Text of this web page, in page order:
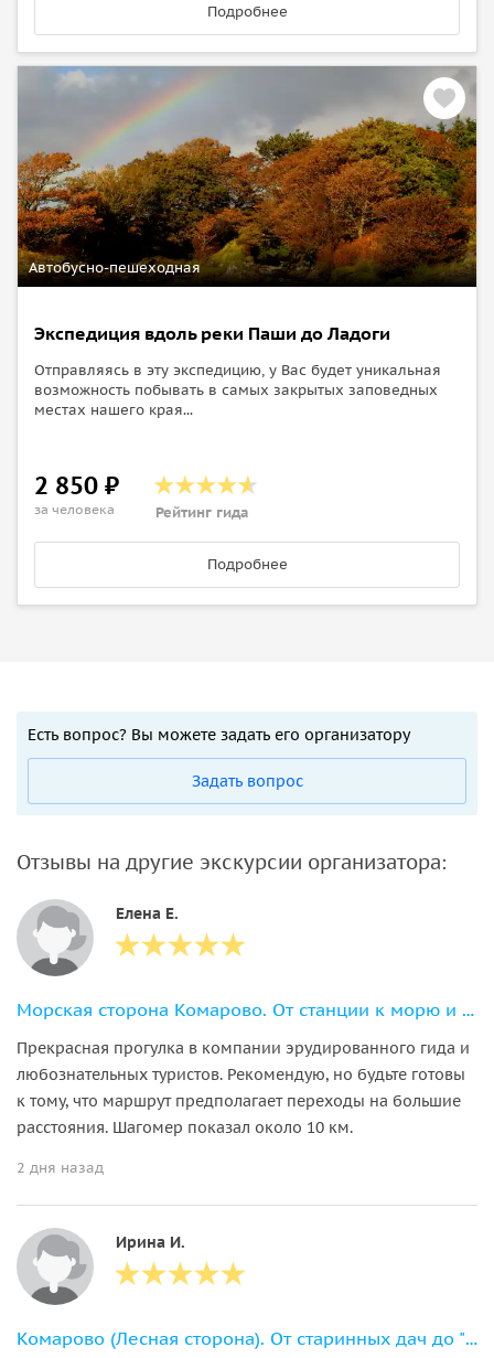
Подробнее
Автобусно-пешеходная
Экспедиция вдоль реки Паши до Ладоги
Отправляясь в эту экспедицию, у Вас будет уникальная
возможность побывать в самых закрытых заповедных
местах нашего края...
2 850 ₽
за человека Рейтинг гида
Подробнее
Есть вопрос? Вы можете задать его организатору
Задать вопрос
Отзывы на другие экскурсии организатора:
Елена Е.
Морская сторона Комарово. От станции к морю и эко-тропе «Комаровский берег»
Прекрасная прогулка в компании эрудированного гида и
любознательных туристов. Рекомендую, но будьте готовы
к тому, что маршрут предполагает переходы на большие
расстояния. Шагомер показал около 10 км.
2 дня назад
Ирина И.
Комарово (Лесная сторона). От старинных дач до "будки" Ахматовой.